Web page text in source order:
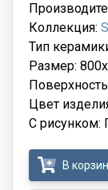
Коллекция:
Тип
Размер:
Цвет
С рисунком:
В